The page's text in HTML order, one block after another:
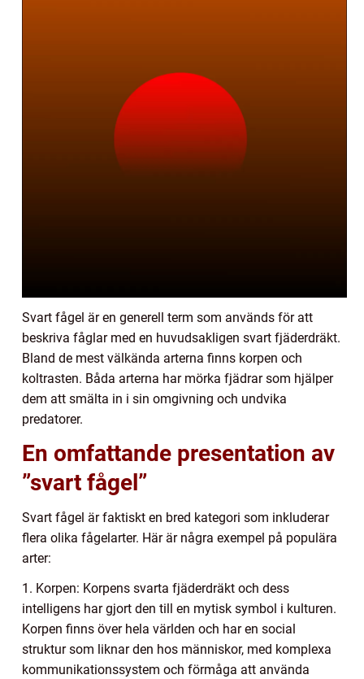
Svart fågel är en generell term som används för att
beskriva fåglar med en huvudsakligen svart fjäderdräkt.
Bland de mest välkända arterna finns korpen och
koltrasten. Båda arterna har mörka fjädrar som hjälper
dem att smälta in i sin omgivning och undvika
predatorer.
En omfattande presentation av
”svart fågel”
Svart fågel är faktiskt en bred kategori som inkluderar
flera olika fågelarter. Här är några exempel på populära
arter:
1. Korpen: Korpens svarta fjäderdräkt och dess
intelligens har gjort den till en mytisk symbol i kulturen.
Korpen finns över hela världen och har en social
struktur som liknar den hos människor, med komplexa
kommunikationssystem och förmåga att använda